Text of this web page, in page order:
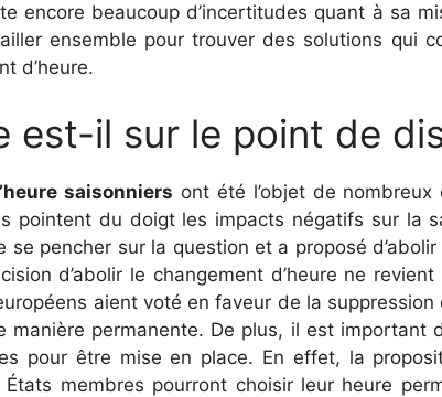
encore beaucoup d’incertitudes quant à sa
ensemble pour trouver des solutions qui
d’heure.
est-il sur le point de
saisonniers ont été l’objet de
pointent du doigt les impacts négatifs sur
se pencher sur la question et a proposé
d’abolir le changement d’heure ne
aient voté en faveur de la
manière permanente. De plus, il est
pour être mise en place. En effet, la
membres pourront choisir leur heure